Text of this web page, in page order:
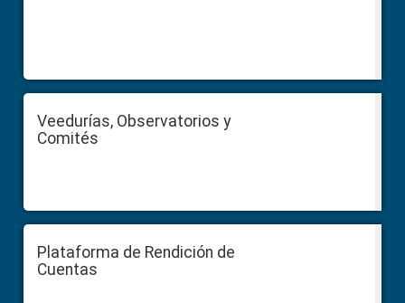
Veedurías, Observatorios y
Comités
Plataforma de Rendición de
Cuentas